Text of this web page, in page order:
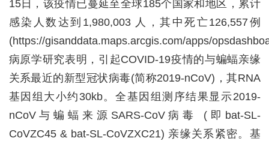
15日，该疫情已蔓延至全球185个国家和地区，累计
感染人数达到 1,980,003 人，其中死亡126,557 例
(https://gisanddata.maps.arcgis.com/apps/
病原学研究表明，引起COVID-19疫情的与蝙蝠亲缘
关系最近的新型冠状病毒(简称2019-nCoV) ，其RNA
基因组大小约 30kb。全基因组测序结果显示2019-
nCoV与蝙蝠来源 SARS-CoV病毒 (即 bat-SL-
CoVZC45 & bat-SL-CoVZXC21) 亲缘关系紧密。基